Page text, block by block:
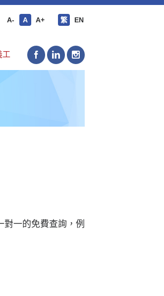
A- A A+ 繁 EN
工
一的免費查詢，例